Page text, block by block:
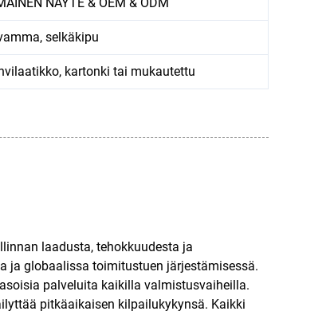
selkäkipu
kartonki tai mukautettu
laadusta, tehokkuudesta ja
ja globaalissa toimitustuen järjestämisessä.
palveluita kaikilla valmistusvaiheilla.
pitkäaikaisen kilpailukykynsä. Kaikki